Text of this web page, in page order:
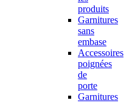
produits
Garnitures
sans
embase
Accessoires
poignées
de
porte
Garnitures